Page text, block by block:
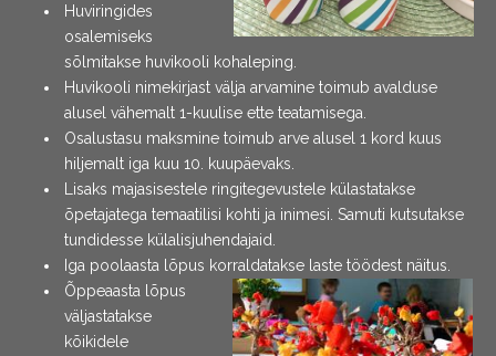
Huviringides
osalemiseks
sõlmitakse huvikooli kohaleping.
Huvikooli nimekirjast välja arvamine toimub avalduse
alusel vähemalt 1-kuulise ette teatamisega.
Osalustasu maksmine toimub arve alusel 1 kord kuus
hiljemalt iga kuu 10. kuupäevaks.
Lisaks majasisestele ringitegevustele külastatakse
õpetajatega temaatilisi kohti ja inimesi. Samuti kutsutakse
tundidesse külalisjuhendajaid.
Iga poolaasta lõpus korraldatakse laste töödest näitus.
Õppeaasta lõpus
väljastatakse
kõikidele